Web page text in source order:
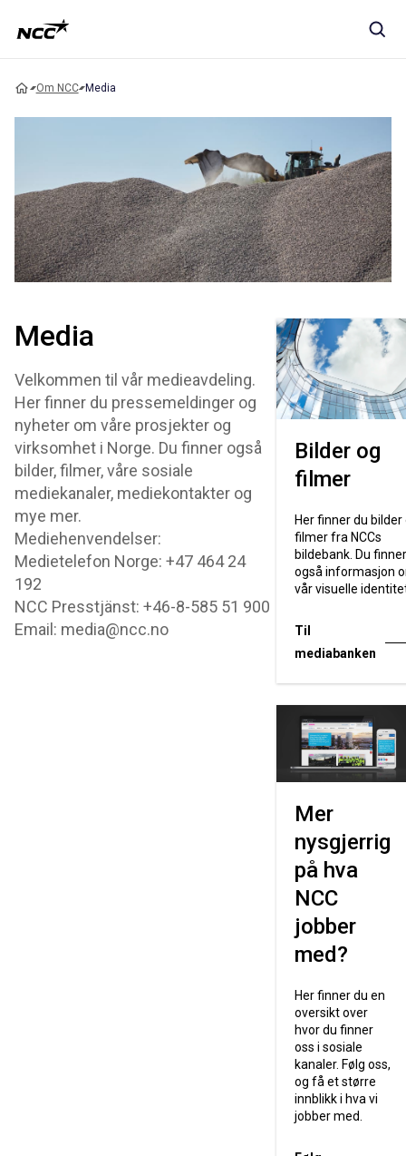
Om NCC Media
Media
Velkommen til vår medieavdeling.
Her finner du pressemeldinger og
nyheter om våre prosjekter og
virksomhet i Norge. Du finner også
bilder, filmer, våre sosiale
mediekanaler, mediekontakter og
mye mer.
Mediehenvendelser:
Medietelefon Norge: +47 464 24
192
NCC Presstjänst: +46-8-585 51 900
Email: media@ncc.no
Bilder og
filmer
Her finner du bilder
filmer fra NCCs
bildebank. Du finner
også informasjon
vår visuelle
Til
mediabanken
Mer
nysgjerrig
på hva
NCC
jobber
med?
Her finner du en
oversikt over
hvor du finner
oss i sosiale
kanaler. Følg oss,
og få et større
innblikk i hva vi
jobber med.